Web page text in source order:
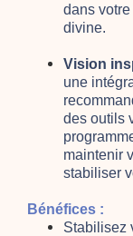
dans
divine.
Vision
une
des outils
maintenir
stabiliser
Bénéfices :
Stabilisez